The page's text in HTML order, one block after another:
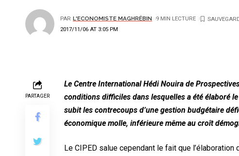
2017/11/06 AT 3:05 PM
PAR L'ECONOMISTE MAGHRÉBIN 9 MIN LECTURE
PARTAGER
Le Centre International Hédi Nouira de
conditions difficiles dans lesquelles a été élaboré
subit les contrecoups d’une gestion budgétaire
économique molle, inférieure même au croît
Le CIPED salue cependant le fait que